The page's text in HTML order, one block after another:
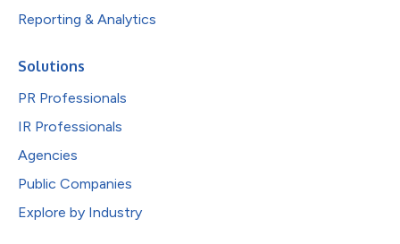
Reporting & Analytics
Solutions
PR Professionals
IR Professionals
Agencies
Public Companies
Explore by Industry